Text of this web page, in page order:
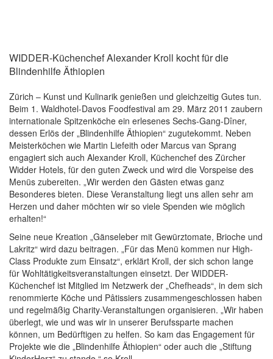
WIDDER-Küchenchef Alexander Kroll kocht für die
Blindenhilfe Äthiopien
Zürich – Kunst und Kulinarik genießen und gleichzeitig Gutes tun.
Beim 1. Waldhotel-Davos Foodfestival am 29. März 2011 zaubern
internationale Spitzenköche ein erlesenes Sechs-Gang-Dîner,
dessen Erlös der „Blindenhilfe Äthiopien“ zugutekommt. Neben
Meisterköchen wie Martin Liefeith oder Marcus van Sprang
engagiert sich auch Alexander Kroll, Küchenchef des Zürcher
Widder Hotels, für den guten Zweck und wird die Vorspeise des
Menüs zubereiten. „Wir werden den Gästen etwas ganz
Besonderes bieten. Diese Veranstaltung liegt uns allen sehr am
Herzen und daher möchten wir so viele Spenden wie möglich
erhalten!“
Seine neue Kreation „Gänseleber mit Gewürztomate, Brioche und
Lakritz“ wird dazu beitragen. „Für das Menü kommen nur High-
Class Produkte zum Einsatz“, erklärt Kroll, der sich schon lange
für Wohltätigkeitsveranstaltungen einsetzt. Der WIDDER-
Küchenchef ist Mitglied im Netzwerk der „Chefheads“, in dem sich
renommierte Köche und Pâtissiers zusammengeschlossen haben
und regelmäßig Charity-Veranstaltungen organisieren. „Wir haben
überlegt, wie und was wir in unserer Berufssparte machen
können, um Bedürftigen zu helfen. So kam das Engagement für
Projekte wie die „Blindenhilfe Äthiopien“ oder auch die „Stiftung